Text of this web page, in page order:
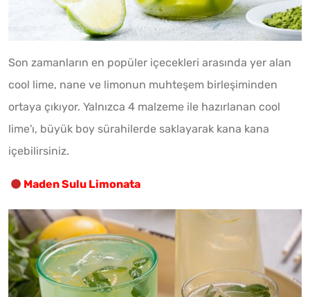
Son zamanların en popüler içecekleri arasında yer alan
cool lime, nane ve limonun muhteşem birleşiminden
ortaya çıkıyor. Yalnızca 4 malzeme ile hazırlanan cool
lime'ı, büyük boy sürahilerde saklayarak kana kana
içebilirsiniz.
Maden Sulu Limonata